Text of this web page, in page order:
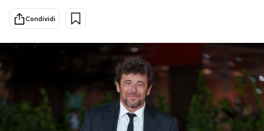
Scienza
Cultura
Mondiali calcio 2026
PODCAST
Condividi